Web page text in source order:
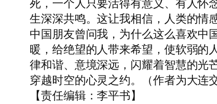
死，一个人只要活得有意义、有人怀
生深深共鸣。这让我相信，人类的情
中国朋友曾问我，为什么这么喜欢中
暖，给绝望的人带来希望，使软弱的
律和谐、意境深远，闪耀着智慧的光
穿越时空的心灵之约。（作者为大连
【责任编辑：李平书】